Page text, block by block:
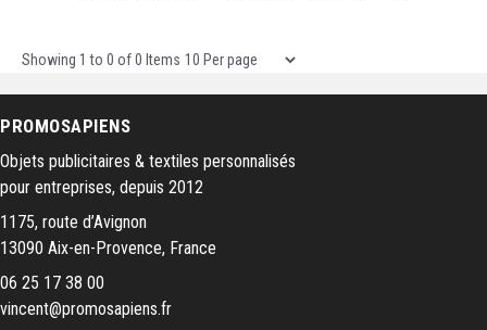
Showing 1 to 0 of0 Items Items per page
PROMOSAPIENS
Objets publicitaires & textiles personnalisés
pour entreprises, depuis 2012
1175, route d’Avignon
13090 Aix-en-Provence, France
06 25 17 38 00
vincent@promosapiens.fr